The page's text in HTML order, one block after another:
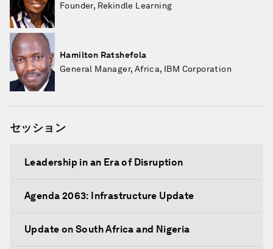
Founder, Rekindle Learning
Hamilton Ratshefola
General Manager, Africa, IBM Corporation
セッション
Leadership in an Era of Disruption
Agenda 2063: Infrastructure Update
Update on South Africa and Nigeria